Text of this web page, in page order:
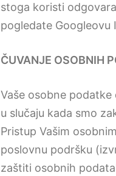
stoga koristi
pogledate Googleovu
ČUVANJE OSOBNIH
Vaše osobne
u slučaju kada smo
Pristup Vašim
poslovnu podršku
zaštiti osobnih